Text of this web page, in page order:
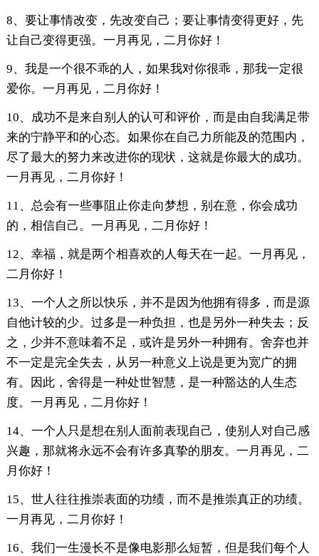
8、要让事情改变，先改变自己；要让事情变得更好，先
让自己变得更强。一月再见，二月你好！
9、我是一个很不乖的人，如果我对你很乖，那我一定很
爱你。一月再见，二月你好！
10、成功不是来自别人的认可和评价，而是由自我满足带
来的宁静平和的心态。如果你在自己力所能及的范围内，
尽了最大的努力来改进你的现状，这就是你最大的成功。
一月再见，二月你好！
11、总会有一些事阻止你走向梦想，别在意，你会成功
的，相信自己。一月再见，二月你好！
12、幸福，就是两个相喜欢的人每天在一起。一月再见，
二月你好！
13、一个人之所以快乐，并不是因为他拥有得多，而是源
自他计较的少。过多是一种负担，也是另外一种失去；反
之，少并不意味着不足，或许是另外一种拥有。舍弃也并
不一定是完全失去，从另一种意义上说是更为宽广的拥
有。因此，舍得是一种处世智慧，是一种豁达的人生态
度。一月再见，二月你好！
14、一个人只是想在别人面前表现自己，使别人对自己感
兴趣，那就将永远不会有许多真挚的朋友。一月再见，二
月你好！
15、世人往往推崇表面的功绩，而不是推崇真正的功绩。
一月再见，二月你好！
16、我们一生漫长不是像电影那么短暂，但是我们每个人